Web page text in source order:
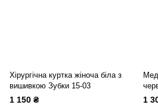
Хірургічна куртка жіноча біла з
вишивкою Зубки 15-03
1 150 ₴ 1